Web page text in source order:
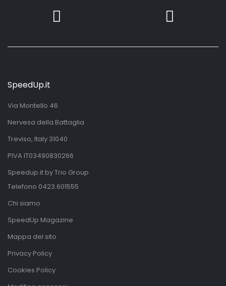
SpeedUp.it
Via Montello 46
Nervesa della Battaglia
Treviso, Italy 31040
PIVA IT03490830266
Speedup.it by Trio Group
Telefono 0423.601555
Chi siamo
SpeedUp Magazine
Mappa del sito
Privacy Policy
Cookies Policy